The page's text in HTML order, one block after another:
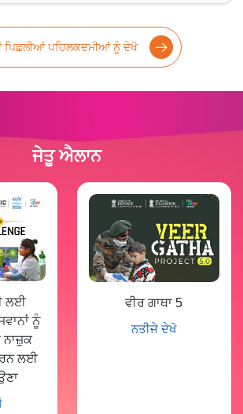
ਪਿਛਲੀਆਂ ਪਹਿਲਕਦਮੀਆਂ ਨੂੰ ਦੇਖੋ
ਜੇਤੂ ਐਲਾਨ
ਲਈ
ਨੂੰ
ਲਈ
ਵੀਰ ਗਾਥਾ 5
ਨਤੀਜੇ ਦੇਖੋ